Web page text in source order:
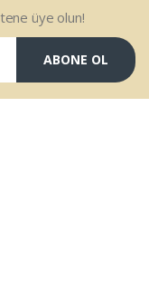
üye olun!
ABONE OL